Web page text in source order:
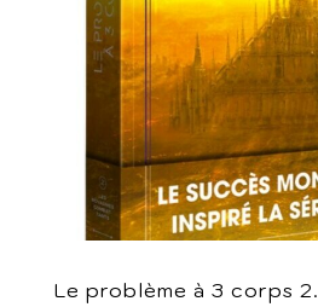
Le problème à 3 corps